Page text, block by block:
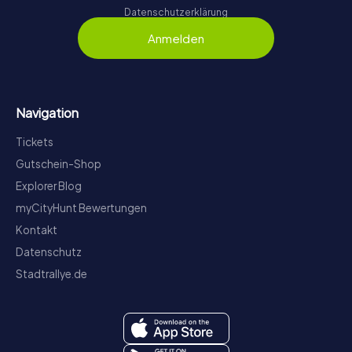
Datenschutzerklärung
Anmelden
Navigation
Tickets
Gutschein-Shop
Explorer Blog
myCityHunt Bewertungen
Kontakt
Datenschutz
Stadtrallye.de